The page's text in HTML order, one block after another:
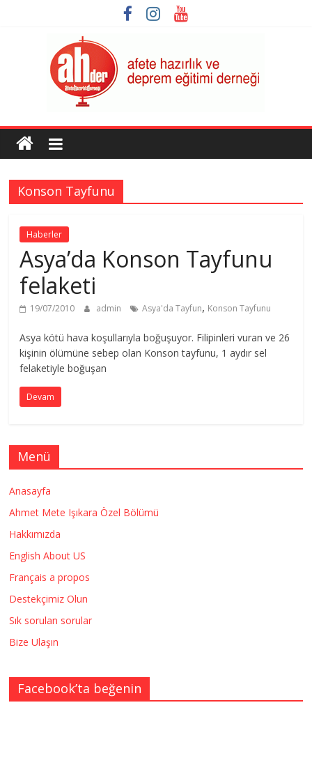
AHDER
Afete
ve
Deprem
Eğitimi
Derneği
Konson Tayfunu
Haberler
Asya’da Konson Tayfunu
felaketi
19/07/2010 admin Asya'da Tayfun, Konson Tayfunu
Asya kötü hava koşullarıyla boğuşuyor. Filipinleri vuran ve 26
kişinin ölümüne sebep olan Konson tayfunu, 1 aydır sel
felaketiyle boğuşan
Devam
Menü
Anasayfa
Ahmet Mete Işıkara Özel Bölümü
Hakkımızda
English About US
Français a propos
Destekçimiz Olun
Sık sorulan sorular
Bize Ulaşın
Facebook’ta beğenin